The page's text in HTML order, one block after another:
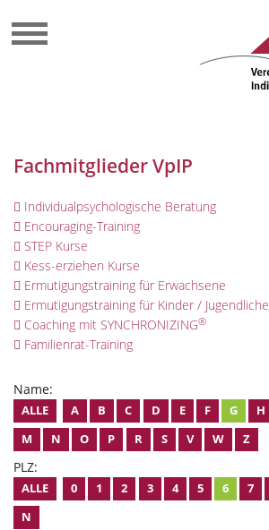
Fachmitglieder VpIP
Individualpsychologische Beratung
Encouraging-Training
STEP Kurse
Kess-erziehen Kurse
Ermutigungstraining für Erwachsene
Ermutigungstraining für Kinder / Jugendliche
Coaching mit SYNCHRONIZING®
Familienrat-Training
Name:
ALLE A B C D E F G H
M
N O P R S V W Z
PLZ:
ALLE 0 1 2 3 4 5 6 7
N